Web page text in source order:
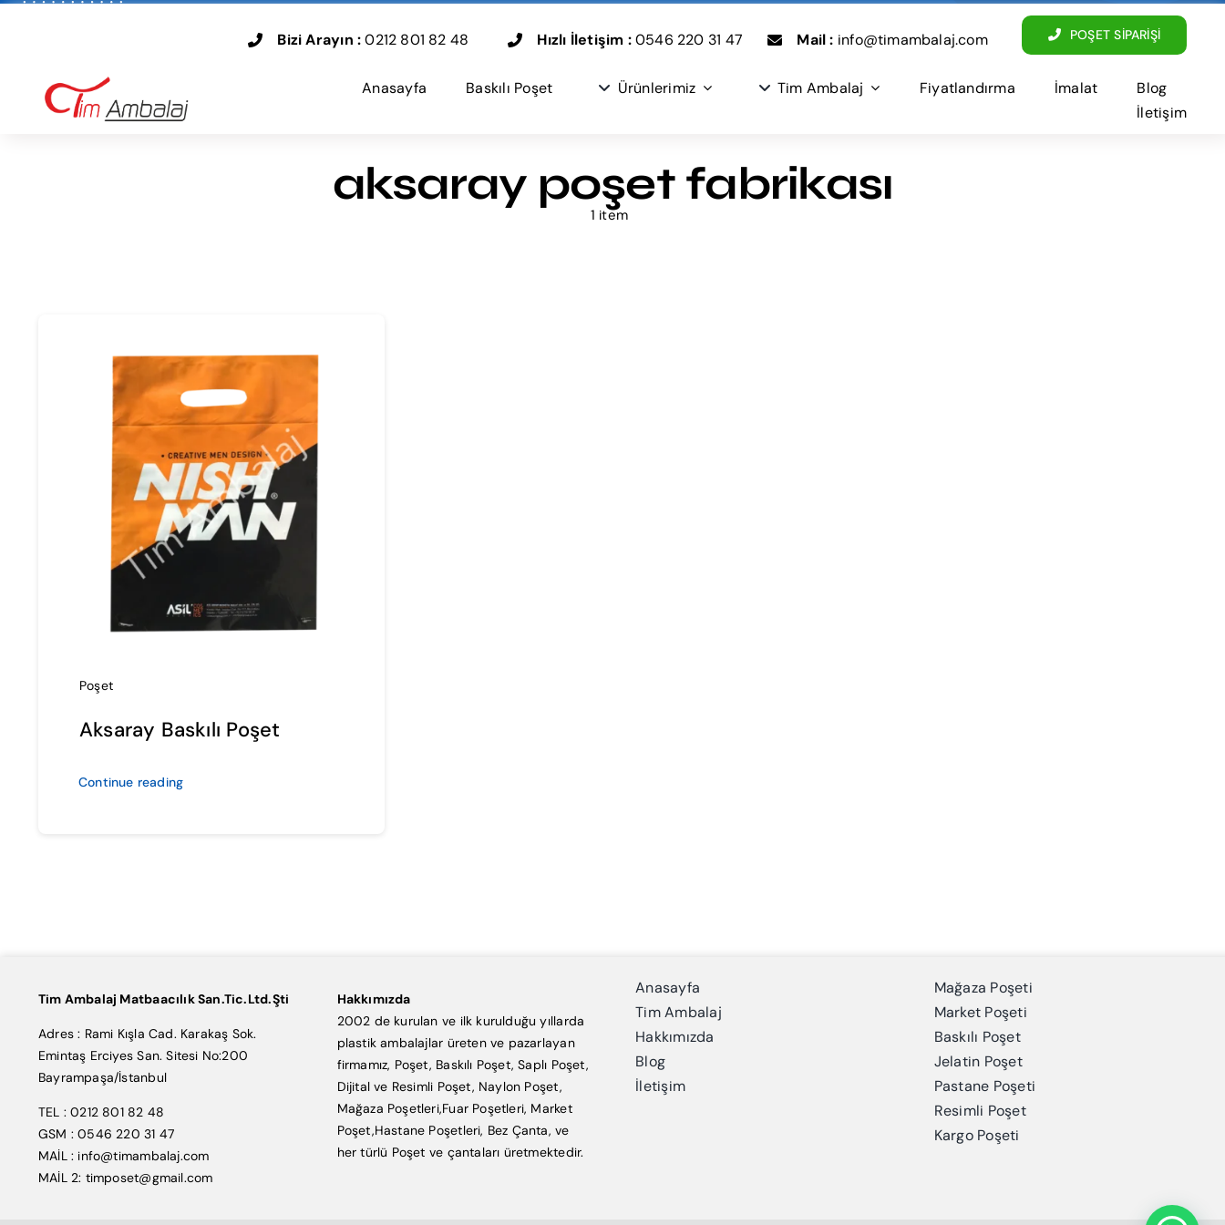
Bizi Arayın :0212 801 82 48 Hızlı İletişim :0546 220 31 47 Mail : info@timambalaj.com POŞET SİPARİŞİ
Anasayfa Baskılı Poşet Ürünlerimiz Tim Ambalaj Fiyatlandırma İmalat
Blog
İletişim
aksaray poşet fabrikası
1 item
Poşet
Aksaray Baskılı Poşet
Continue reading
Tim Ambalaj Matbaacılık San.Tic.Ltd.Şti
Adres : Rami Kışla Cad. Karakaş Sok.
Emintaş Erciyes San. Sitesi No:200
Bayrampaşa/İstanbul
TEL : 0212 801 82 48
GSM : 0546 220 31 47
MAİL : info@timambalaj.com
MAİL 2: timposet@gmail.com
Hakkımızda
2002 de kurulan ve ilk kurulduğu yıllarda
plastik ambalajlar üreten ve pazarlayan
firmamız, Poşet, Baskılı Poşet, Saplı Poşet,
Dijital ve Resimli Poşet, Naylon Poşet,
Mağaza Poşetleri,Fuar Poşetleri, Market
Poşet,Hastane Poşetleri, Bez Çanta, ve
her türlü Poşet ve çantaları üretmektedir.
Anasayfa
Tim Ambalaj
Hakkımızda
Blog
İletişim
Mağaza Poşeti
Market Poşeti
Baskılı Poşet
Jelatin Poşet
Pastane Poşeti
Resimli Poşet
Kargo Poşeti